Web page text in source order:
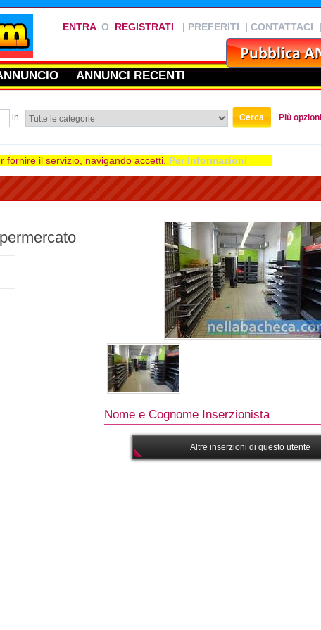
ENTRAO REGISTRATI | PREFERITI | CONTATTACI
ANNUNCI RECENTI
in Più
fornire il servizio, navigando accetti. Per Informazioni
Nome e Cognome Inserzionista
Altre inserzioni di questo utente